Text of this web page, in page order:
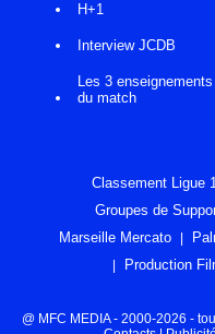
H+1
Interview JCDB
Les 3 enseignements
du match
Classement Ligue
Groupes de
Marseille Mercato
Production
@ MFC MEDIA - 2000-2026 -